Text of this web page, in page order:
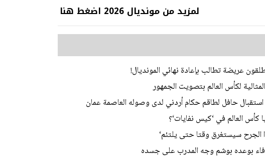
لمزيد من مونديال 2026 اضغط هنا
عريضة تطالب بإعادة نهائي المونديال!
لكأس العالم بتصويت الجمهور
حافل لطاقم حكام أردني لدى وصوله العاصمة عمان
كأس العالم في ‘كيس نفايات‘؟
الجرح سيستغرق وقتا حتى يلتئم‘
بوعده بوشم وجه المدرب على جسده